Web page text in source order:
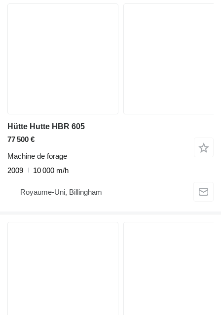
Hütte Hutte HBR 605
77 500 €
Machine de forage
2009
10 000 m/h
Royaume-Uni, Billingham